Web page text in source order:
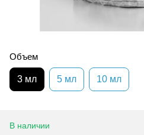
Объем
3 мл 5 мл 10 мл
В наличии